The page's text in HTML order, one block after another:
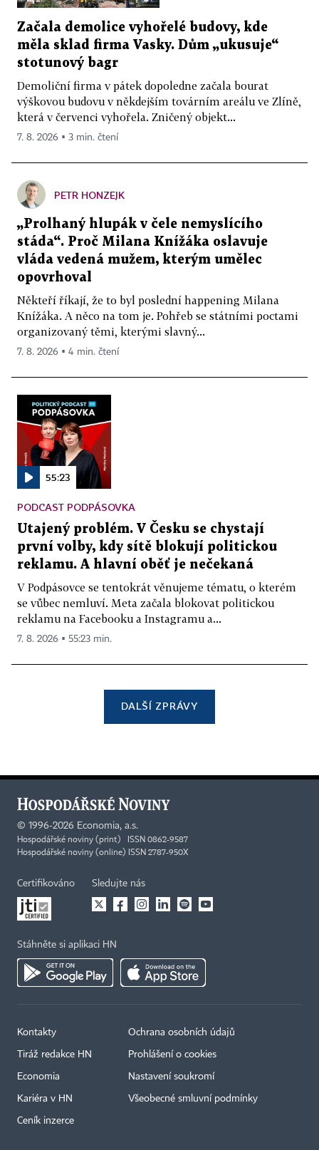
Začala demolice vyhořelé budovy, kde
měla sklad firma Vasky. Dům „ukusuje“
stotunový bagr
Demoliční firma v pátek dopoledne začala bourat
výškovou budovu v někdejším továrním areálu ve Zlíně,
která v červenci vyhořela. Zničený objekt...
7. 8. 2026 ▪ 3 min. čtení
PETR HONZEJK
„Prolhaný hlupák v čele nemyslícího
stáda“. Proč Milana Knížáka oslavuje
vláda vedená mužem, kterým umělec
opovrhoval
Někteří říkají, že to byl poslední happening Milana
Knížáka. A něco na tom je. Pohřeb se státními poctami
organizovaný těmi, kterými slavný...
7. 8. 2026 ▪ 4 min. čtení
55:23
PODCAST PODPÁSOVKA
Utajený problém. V Česku se chystají
první volby, kdy sítě blokují politickou
reklamu. A hlavní oběť je nečekaná
V Podpásovce se tentokrát věnujeme tématu, o kterém
se vůbec nemluví. Meta začala blokovat politickou
reklamu na Facebooku a Instagramu a...
7. 8. 2026 ▪ 55:23 min.
DALŠÍ ZPRÁVY
© 1996-2026 Economia, a.s.
Hospodářské noviny (print) ISSN 0862-9587
Hospodářské noviny (online) ISSN 2787-950X
Certifikováno Sledujte nás
Stáhněte si aplikaci HN
Kontakty
Tiráž redakce HN
Economia
Kariéra v HN
Ceník inzerce
Ochrana osobních údajů
Prohlášení o cookies
Nastavení soukromí
Všeobecné smluvní podmínky